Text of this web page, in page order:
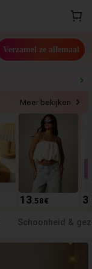
Verzamel ze allemaal
Meer bekijken
13.58€ 3
Schoonheid &